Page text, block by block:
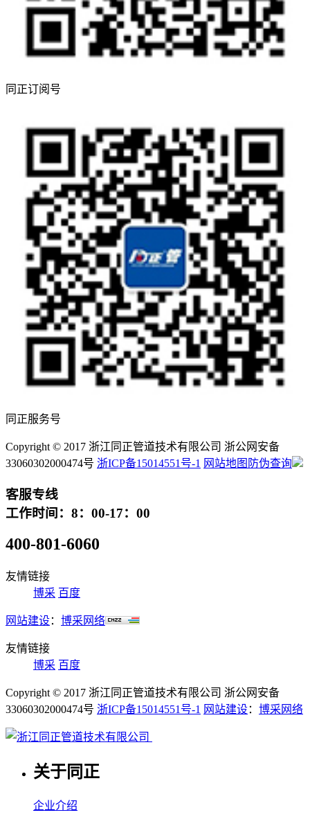
同正订阅号
同正服务号
Copyright © 2017 浙江同正管道技术有限公司 浙公网安备
33060302000474号 浙ICP备15014551号-1 网站地图 防伪查询
客服专线
工作时间：8：00-17：00
400-801-6060
友情链接
博采 百度
网站建设： 博采网络
友情链接
博采 百度
Copyright © 2017 浙江同正管道技术有限公司 浙公网安备
33060302000474号 浙ICP备15014551号-1 网站建设： 博采网络
关于同正
企业介绍